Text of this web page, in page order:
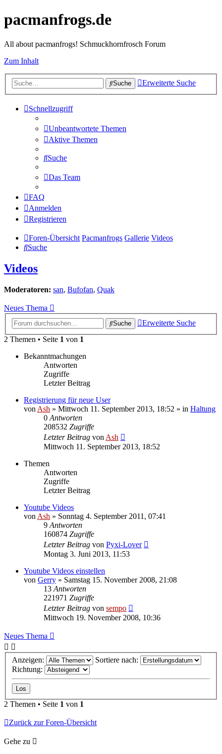
pacmanfrogs.de
All about pacmanfrogs! Schmuckhornfrosch Forum
Zum Inhalt
Suche Erweiterte Suche
Schnellzugriff
Unbeantwortete Themen
Aktive Themen
Suche
Das Team
FAQ
Anmelden
Registrieren
Foren-Übersicht Pacmanfrogs Gallerie Videos
Suche
Videos
Moderatoren: san, Bufofan, Quak
Neues Thema
Suche
Erweiterte Suche
2 Themen • Seite 1 von 1
Bekanntmachungen
Antworten
Zugriffe
Letzter Beitrag
Registrierung für neue User
von Ash » Mittwoch 11. September 2013, 18:52 » in Haltung
0 Antworten
208532 Zugriffe
Letzter Beitrag von Ash
Mittwoch 11. September 2013, 18:52
Themen
Antworten
Zugriffe
Letzter Beitrag
Youtube Videos
von Ash » Sonntag 4. September 2011, 07:41
9 Antworten
160874 Zugriffe
Letzter Beitrag von Pyxi-Lover
Montag 3. Juni 2013, 11:53
Youtube Videos einstellen
von Gerry » Samstag 15. November 2008, 21:08
13 Antworten
221971 Zugriffe
Letzter Beitrag von sempo
Mittwoch 19. November 2008, 10:36
Neues Thema
Anzeigen:
Sortiere nach:
Richtung:
2 Themen • Seite 1 von 1
Zurück zur Foren-Übersicht
Gehe zu